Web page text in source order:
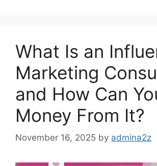
What Is an
Marketing
and How Can
Money From It?
November 16, 2025 by admina2z